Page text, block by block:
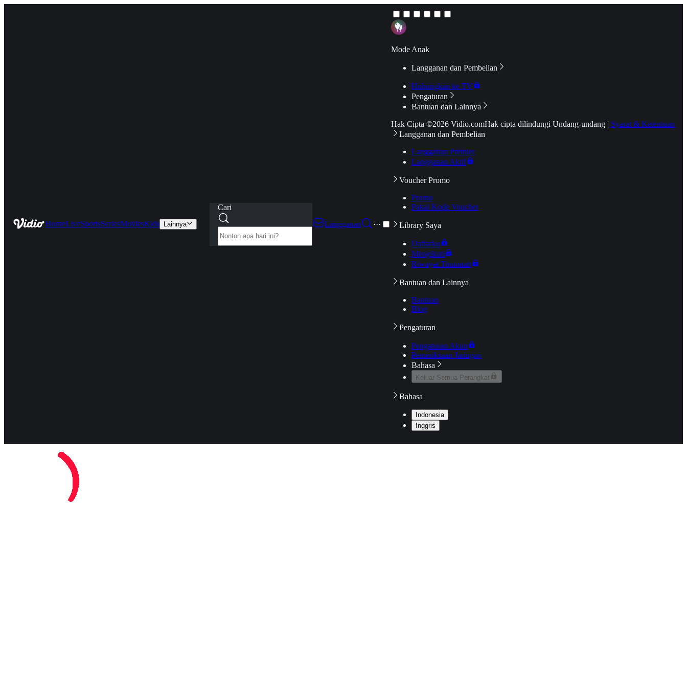
HomeLiveSportsSeriesMoviesKids Lainnya
Cari
Langganan
···
Mode Anak
Langganan dan Pembelian
Hubungkan ke TV
Pengaturan
Bantuan dan Lainnya
Hak Cipta ©2026 Vidio.comHak cipta dilindungi Undang-undang | Syarat & Ketentuan
Langganan dan Pembelian
Langganan Premier
Langganan Aktif
Voucher Promo
Promo
Pakai Kode Voucher
Library Saya
Daftarku
Mengikuti
Riwayat Tontonan
Bantuan dan Lainnya
Bantuan
Blog
Pengaturan
Pengaturan Akun
Pemeriksaan Jaringan
Bahasa
Keluar Semua Perangkat
Bahasa
Indonesia
Inggris